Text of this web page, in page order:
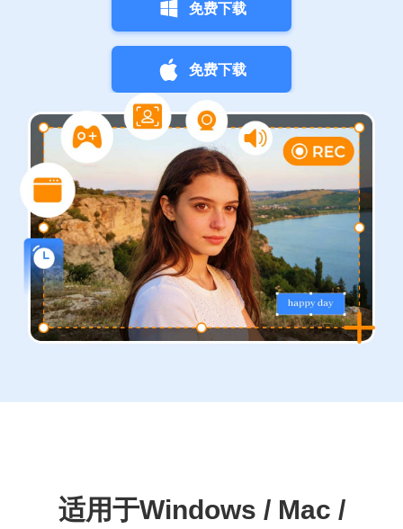
免费下载
免费下载
适用于Windows / Mac /